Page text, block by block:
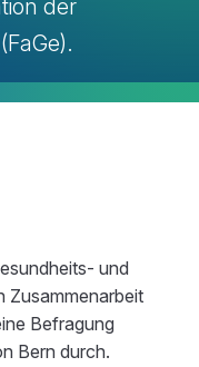
der
und
Zusammenarbeit
Befragung
Bern durch.